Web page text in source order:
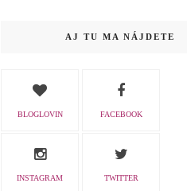
AJ TU MA NÁJDETE
BLOGLOVIN FACEBOOK
INSTAGRAM TWITTER